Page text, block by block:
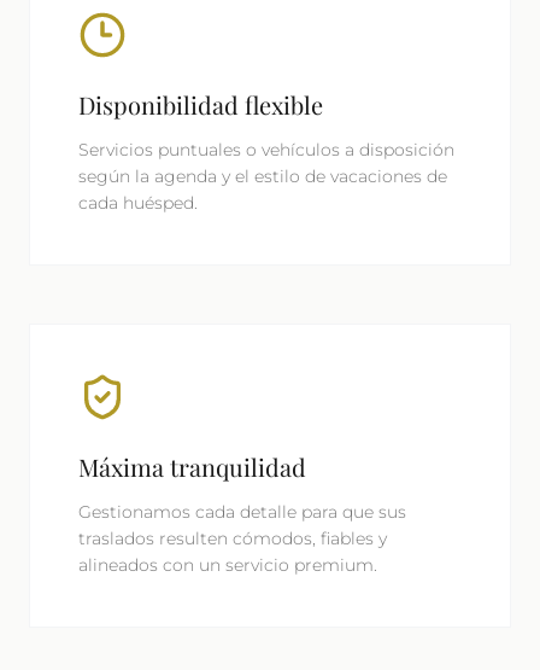
Disponibilidad flexible
Servicios puntuales o vehículos a disposición
según la agenda y el estilo de vacaciones de
cada huésped.
Máxima tranquilidad
Gestionamos cada detalle para que sus
traslados resulten cómodos, fiables y
alineados con un servicio premium.